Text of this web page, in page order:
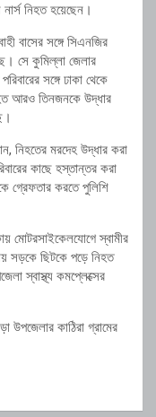
নিহত হয়েছেন।
বাসের সঙ্গে সিএনজির
সে কুমিল্লা জেলার
সঙ্গে ঢাকা থেকে
আরও তিনজনকে উদ্ধার
নিহতের মরদেহ উদ্ধার করা
কাছে হস্তান্তর করা
গ্রেফতার করতে পুলিশি
মোটরসাইকেলযোগে স্বামীর
সড়কে ছিটকে পড়ে নিহত
স্বাস্থ্য কমপ্লেক্সের
উপজেলার কাঠিরা গ্রামের